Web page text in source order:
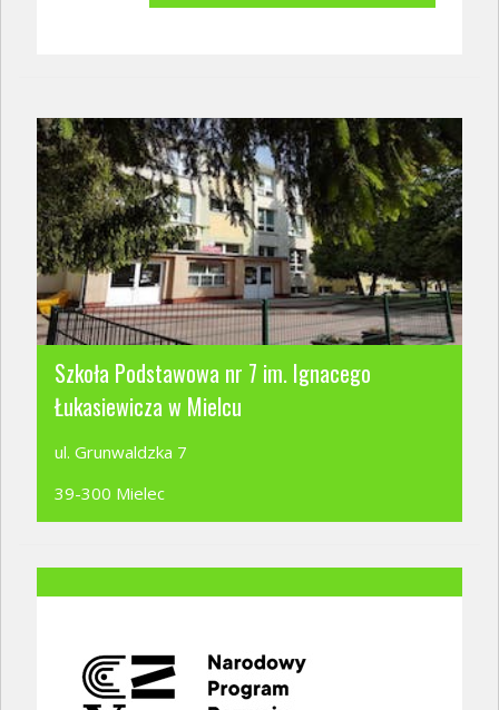
Szkoła Podstawowa nr 7 im. Ignacego
Łukasiewicza w Mielcu
ul. Grunwaldzka 7
39-300 Mielec